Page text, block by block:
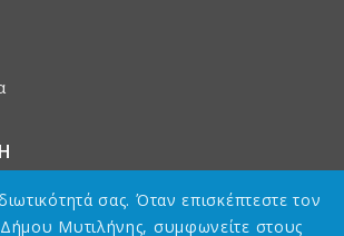
σας. Όταν επισκέπτεστε τον
Μυτιλήνης, συμφωνείτε στους